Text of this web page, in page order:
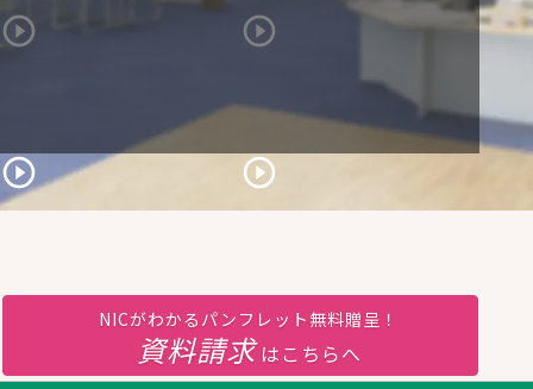
NICがわかるパンフレット無料贈呈！
資料請求はこちらへ